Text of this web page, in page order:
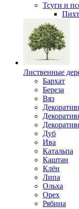
Тсуги и
Лиственные
Бархат
Береза
Вяз
Дуб
Ива
Катальпа
Каштан
Клён
Липа
Ольха
Орех
Рябина